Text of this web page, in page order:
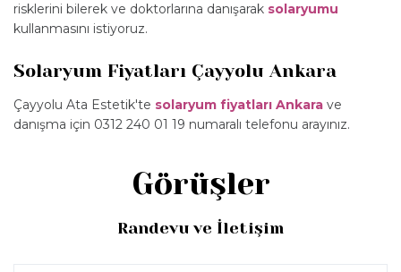
risklerini bilerek ve doktorlarına danışarak solaryumu
kullanmasını istiyoruz.
Solaryum Fiyatları Çayyolu Ankara
Çayyolu Ata Estetik'te solaryum fiyatları Ankara ve
danışma için 0312 240 01 19 numaralı telefonu arayınız.
Görüşler
Randevu ve İletişim